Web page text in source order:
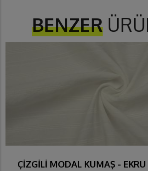
BENZER
ÇİZGİLİ MODAL KUMAŞ - EKRU